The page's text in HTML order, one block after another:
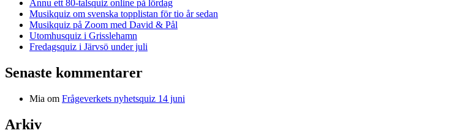
Ännu ett 80-talsquiz online på lördag
Musikquiz om svenska topplistan för tio år sedan
Musikquiz på Zoom med David & Pål
Utomhusquiz i Grisslehamn
Fredagsquiz i Järvsö under juli
Senaste kommentarer
Mia om Frågeverkets nyhetsquiz 14 juni
Arkiv